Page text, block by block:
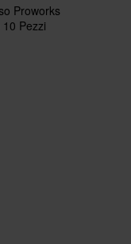
Proworks
Pezzi